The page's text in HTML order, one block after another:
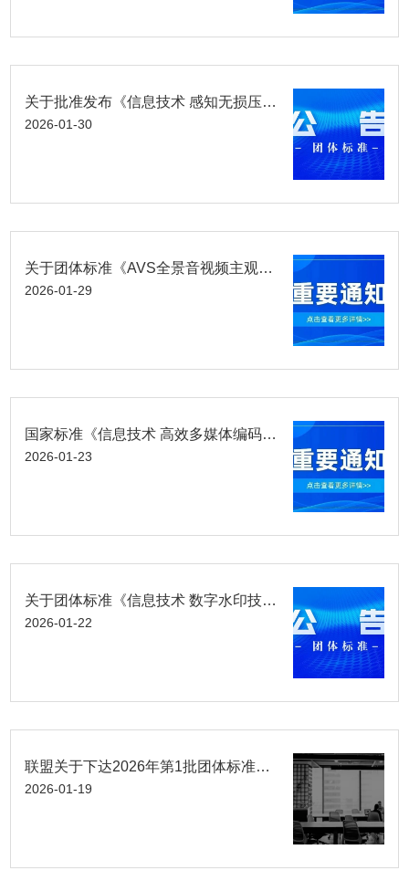
关于批准发布《信息技术 感知无损压缩 第 4 部 分：专业制作图像》1 项团体标准的公告
2026-01-30
关于团体标准《AVS全景音视频主观质量评价方法》（征求意见稿）意见征求的通知
2026-01-29
国家标准《信息技术 高效多媒体编码第 3 部分：音频》（修订版）公开征求意见
2026-01-23
关于团体标准《信息技术 数字水印技术 第1部分：视音频图像数字水印测试评估要求》（征求意见稿）意见征求的通知
2026-01-22
联盟关于下达2026年第1批团体标准立项的通知
2026-01-19